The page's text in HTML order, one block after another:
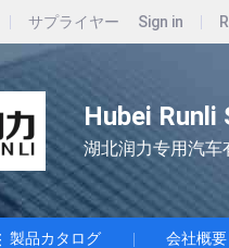
サプライヤー Sign in
Hubei Runli
湖北润力专用汽车
製品カタログ 会社概要